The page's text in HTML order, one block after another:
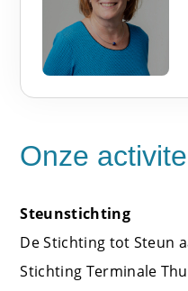
Onze
Steunstichting
De Stichting tot Steun
Stichting Terminale